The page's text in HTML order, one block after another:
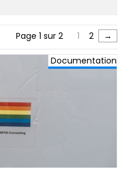
Page 1 sur 2 1 2 →
Documentation